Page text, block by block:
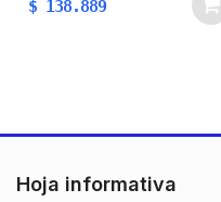
de video pasivo(incluye
SECAMCompatible con
$ 138.889
Hoja informativa